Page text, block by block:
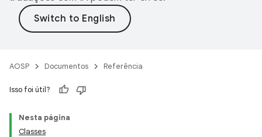
AOSP Documentos Referência
Isso foi útil?
Nesta página
Classes